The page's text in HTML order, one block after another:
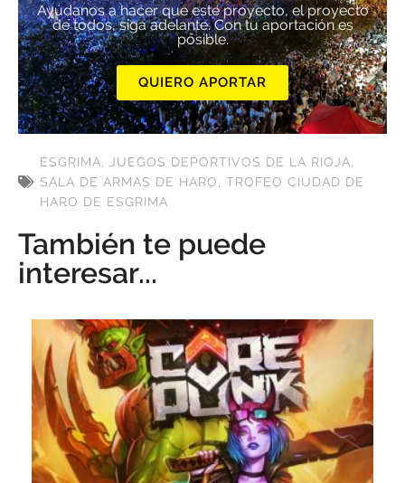
Ayúdanos a hacer que este proyecto, el proyecto
de todos, siga adelante. Con tu aportación es
posible.
QUIERO APORTAR
ESGRIMA, JUEGOS DEPORTIVOS DE LA RIOJA,
SALA DE ARMAS DE HARO, TROFEO CIUDAD DE
HARO DE ESGRIMA
También te puede
interesar...